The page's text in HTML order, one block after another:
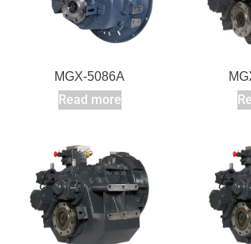
MGX-5086A
Read more